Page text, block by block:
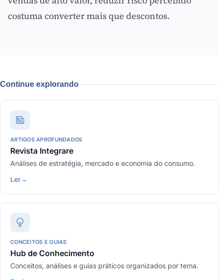
costuma converter mais que descontos.
Continue explorando
ARTIGOS APROFUNDADOS
Revista Integrare
Análises de estratégia, mercado e economia do consumo.
Ler→
CONCEITOS E GUIAS
Hub de Conhecimento
Conceitos, análises e guias práticos organizados por tema.